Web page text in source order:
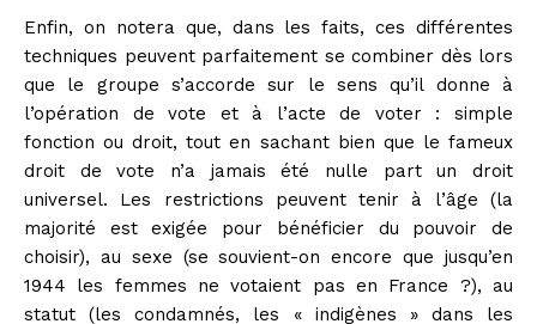
Enfin, on notera que, dans les faits, ces différentes
techniques peuvent parfaitement se combiner dès lors
que le groupe s’accorde sur le sens qu’il donne à
l’opération de vote et à l’acte de voter : simple
fonction ou droit, tout en sachant bien que le fameux
droit de vote n’a jamais été nulle part un droit
universel. Les restrictions peuvent tenir à l’âge (la
majorité est exigée pour bénéficier du pouvoir de
choisir), au sexe (se souvient-on encore que jusqu’en
1944 les femmes ne votaient pas en France ?), au
statut (les condamnés, les « indigènes » dans les